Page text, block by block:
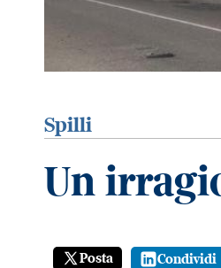
Spilli
Un
Posta Condividi